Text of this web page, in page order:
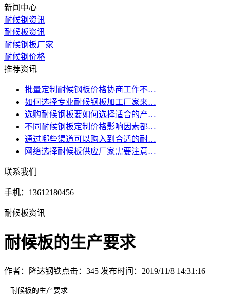
新闻中心
耐候钢资讯
耐候板资讯
耐候钢板厂家
耐候钢价格
推荐资讯
批量定制耐候钢板价格协商工作不…
如何选择专业耐候钢板加工厂家来…
选购耐候钢板要如何选择适合的产…
不同耐候钢板定制价格影响因素都…
通过哪些渠道可以购入到合适的耐…
网络选择耐候板供应厂家需要注意…
联系我们
手机：13612180456
耐候板资讯
耐候板的生产要求
作者：隆达钢铁点击： 345 发布时间：2019/11/8 14:31:16
耐候板的生产要求